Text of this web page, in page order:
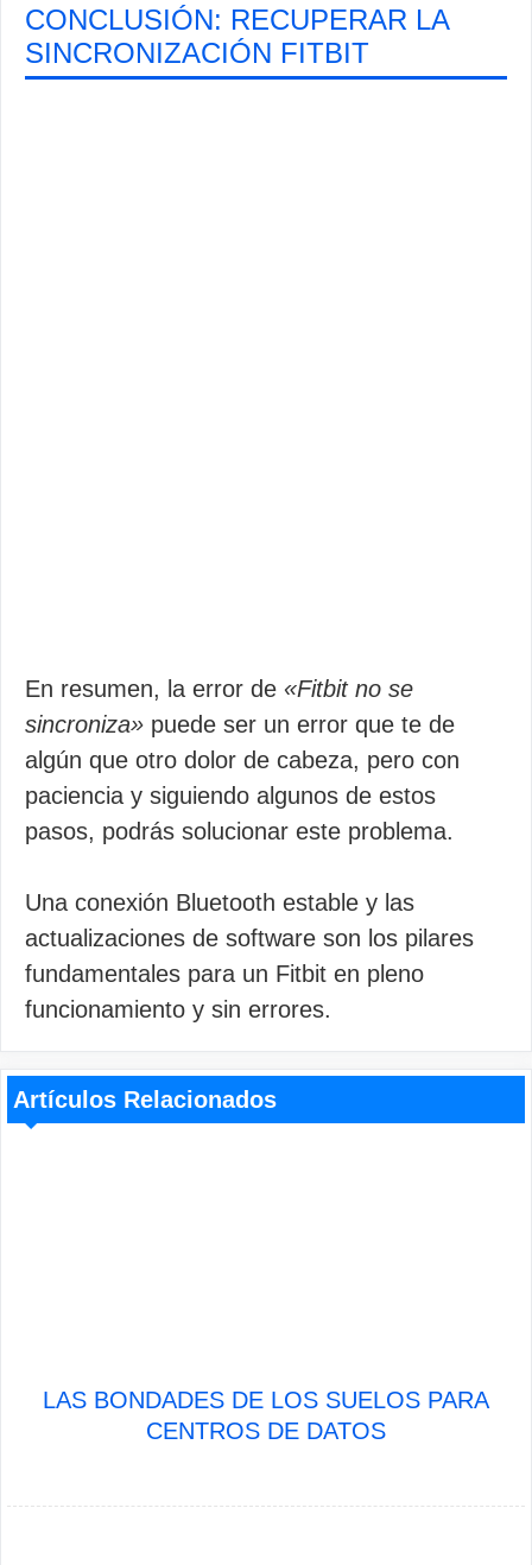
CONCLUSIÓN: RECUPERAR LA
SINCRONIZACIÓN FITBIT
En resumen, la error de «Fitbit no se
sincroniza» puede ser un error que te de
algún que otro dolor de cabeza, pero con
paciencia y siguiendo algunos de estos
pasos, podrás solucionar este problema.
Una conexión Bluetooth estable y las
actualizaciones de software son los pilares
fundamentales para un Fitbit en pleno
funcionamiento y sin errores.
Artículos Relacionados
LAS BONDADES DE LOS SUELOS PARA
CENTROS DE DATOS